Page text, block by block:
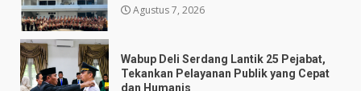
Agustus 7, 2026
Wabup Deli Serdang Lantik 25 Pejabat,
Tekankan Pelayanan Publik yang Cepat
dan Humanis